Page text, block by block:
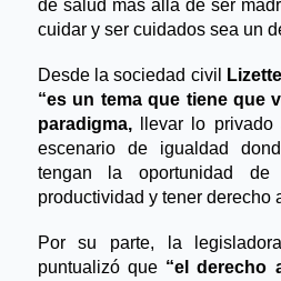
de salud más allá de ser
cuidar y ser cuidados sea un
Desde la sociedad civil
“es un tema que tiene que
paradigma,
llevar lo
escenario de igualdad
tengan la oportunidad
productividad y tener derecho
Por su parte, la
puntualizó que “el derecho